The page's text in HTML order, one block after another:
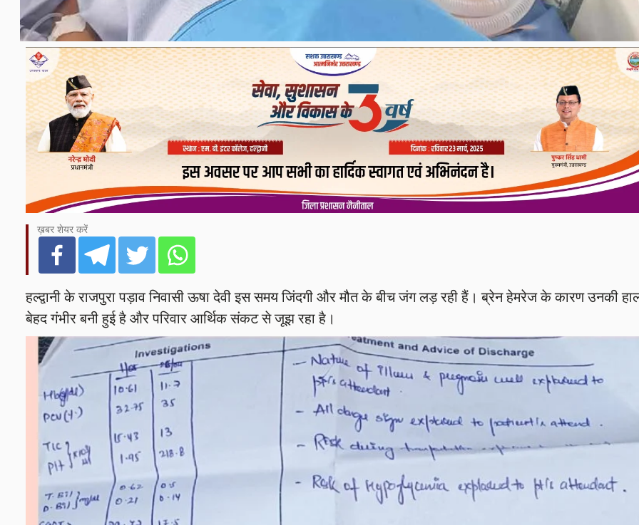
ख़बर शेयर करें
हल्द्वानी के राजपुरा पड़ाव निवासी ऊषा देवी इस समय जिंदगी और मौत के बीच जंग लड़ रही हैं। ब्रेन हेमरेज के कारण उनकी
बेहद गंभीर बनी हुई है और परिवार आर्थिक संकट से जूझ रहा है।